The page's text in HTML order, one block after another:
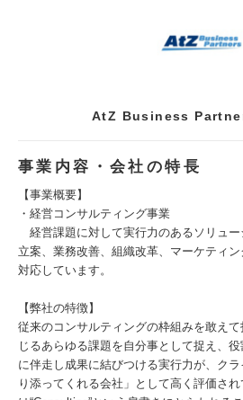
AtZ Business
事業内容・会社の特長
【事業概要】
・経営コンサルティング事業
経営課題に対して実行力のあるソリュ
立案、業務改善、組織改革、マーケティ
対応しています。
【弊社の特徴】
従来のコンサルティングの枠組みを敢え
じるあらゆる課題を自分事として捉え、
に伴走し成果に結びつける実行力が、ク
り添ってくれる会社」として高く評価さ